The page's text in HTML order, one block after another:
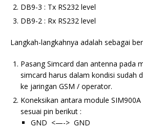
DB9-3 : Tx RS232 level
DB9-2 : Rx RS232 level
Langkah-langkahnya adalah sebagai
Pasang Simcard dan antenna pada
simcard harus dalam kondisi sudah
ke jaringan GSM / operator.
Koneksikan antara module
sesuai pin berikut :
GND <—-> GND